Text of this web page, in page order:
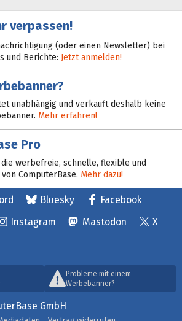
verpassen!
(oder einen Newsletter) bei
und Berichte: Jetzt anmelden!
unabhängig und verkauft deshalb keine
Mehr erfahren!
Pro
werbefreie, schnelle, flexible und
ComputerBase. Mehr dazu!
Bluesky
Facebook
Instagram Mastodon
X
Probleme mit einem
Werbebanner?
GmbH